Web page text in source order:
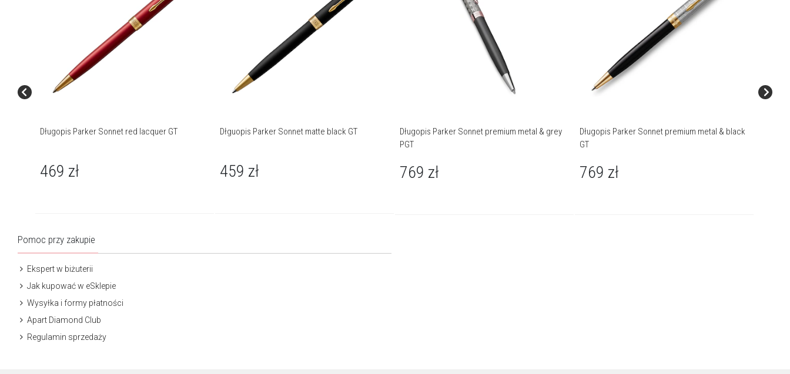
Długopis Parker Sonnet red lacquer GT
469 zł
Dłguopis Parker Sonnet matte black GT
459 zł
Długopis Parker Sonnet premium metal & grey
PGT
769 zł
Długopis Parker Sonnet premium metal & black
GT
769 zł
Pomoc przy zakupie
Ekspert w biżuterii
Jak kupować w eSklepie
Wysyłka i formy płatności
Apart Diamond Club
Regulamin sprzedaży